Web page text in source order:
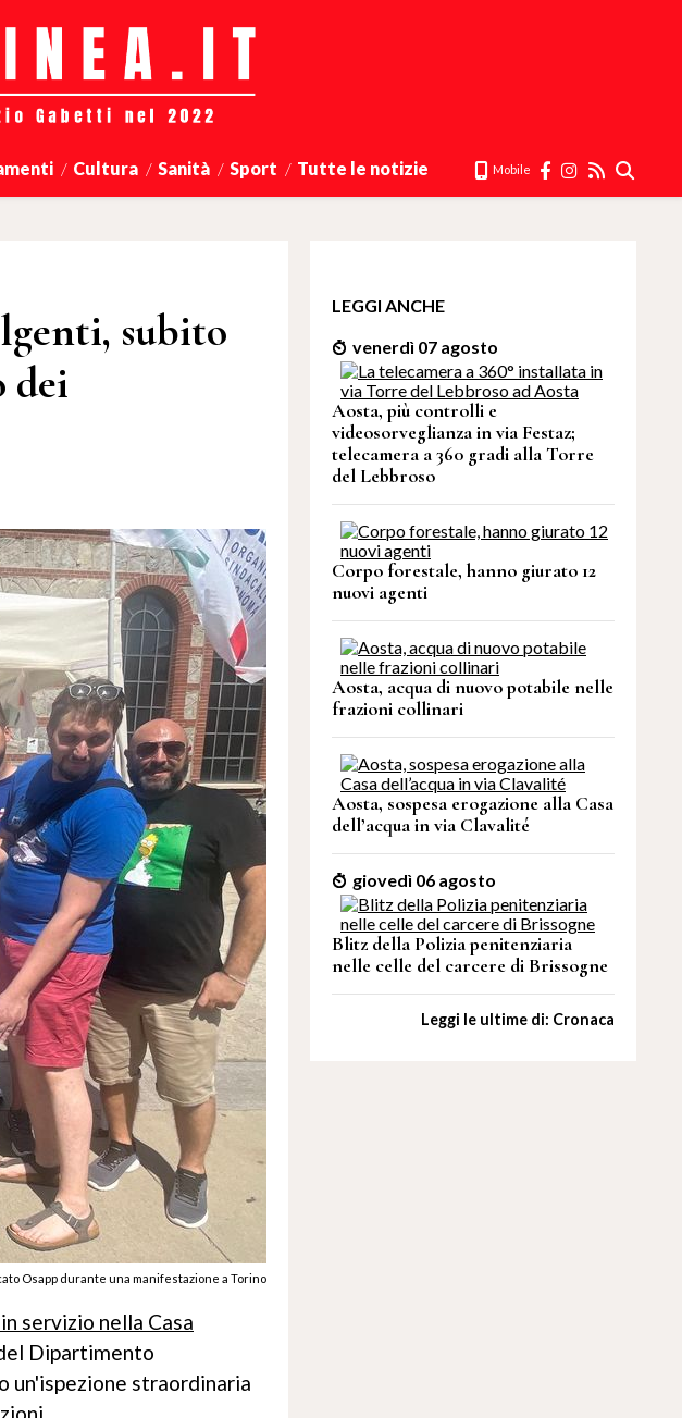
Cultura Sanità Sport Tutte le notizie Mobile
subito
dei
Osapp durante una manifestazione a Torino
servizio nella Casa
Dipartimento
un'ispezione straordinaria
LEGGI ANCHE
venerdì 07 agosto
Aosta, più controlli e
videosorveglianza in via Festaz;
telecamera a 360 gradi alla Torre
del Lebbroso
Corpo forestale, hanno giurato 12
nuovi agenti
Aosta, acqua di nuovo potabile nelle
frazioni collinari
Aosta, sospesa erogazione alla Casa
dell’acqua in via Clavalité
giovedì 06 agosto
Blitz della Polizia penitenziaria
nelle celle del carcere di Brissogne
Leggi le ultime di: Cronaca